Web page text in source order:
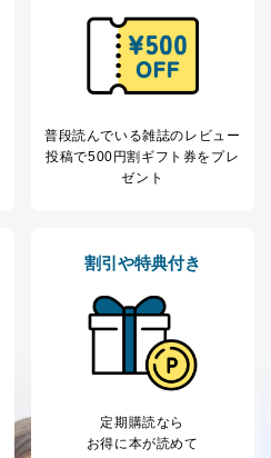
普段読んでいる雑誌のレビュー
投稿で500円割ギフト券をプレ
ゼント
割引や特典付き
定期購読なら
お得に本が読めて